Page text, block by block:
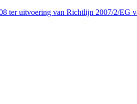
ter uitvoering van Richtlijn 2007/2/EG